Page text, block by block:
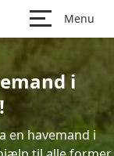
Menu
i
en havemand i